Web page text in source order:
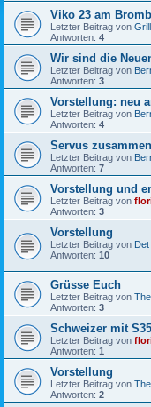
Viko 23 am
Letzter Beitrag von
Antworten: 4
Wir sind die
Letzter Beitrag von
Antworten: 3
Vorstellung: neu
Letzter Beitrag von
Antworten: 4
Servus zusammen
Letzter Beitrag von
Antworten: 7
Vorstellung und
Letzter Beitrag von
Antworten: 3
Vorstellung
Letzter Beitrag von Det
Antworten: 10
Grüsse Euch
Letzter Beitrag von
Antworten: 3
Schweizer mit
Letzter Beitrag von
Antworten: 1
Vorstellung
Letzter Beitrag von
Antworten: 2